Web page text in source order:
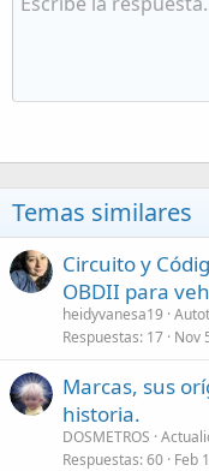
Temas similares
Circuito y
OBDII para
heidyvanesa19
Respuestas 17 Nov
Marcas, sus
historia.
DOSMETROS
Respuestas 60 Feb